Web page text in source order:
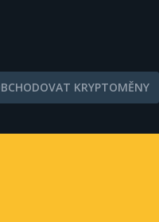
KRYPTOMĚNY